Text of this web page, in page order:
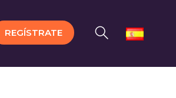
REGÍSTRATE